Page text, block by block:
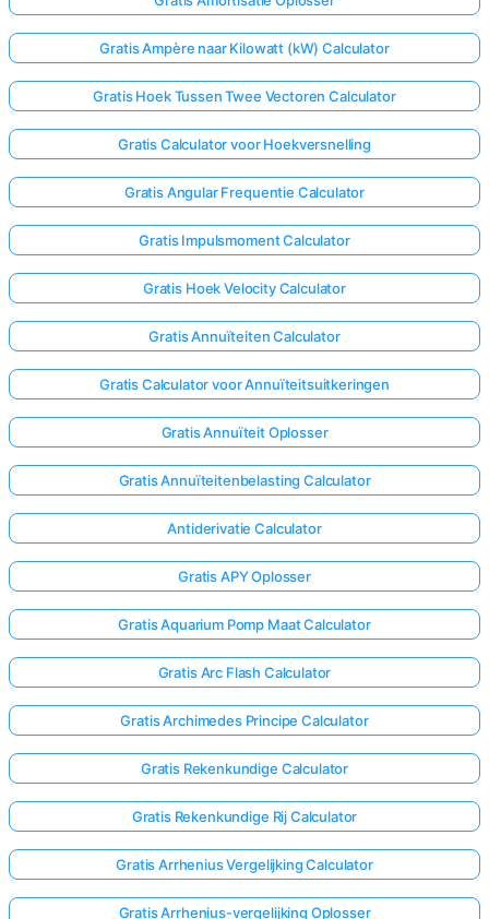
Gratis Ampère naar Kilowatt (kW) Calculator
Gratis Hoek Tussen Twee Vectoren Calculator
Gratis Calculator voor Hoekversnelling
Gratis Angular Frequentie Calculator
Gratis Impulsmoment Calculator
Gratis Hoek Velocity Calculator
Gratis Annuïteiten Calculator
Gratis Calculator voor Annuïteitsuitkeringen
Gratis Annuïteit Oplosser
Gratis Annuïteitenbelasting Calculator
Antiderivatie Calculator
Gratis APY Oplosser
Gratis Aquarium Pomp Maat Calculator
Gratis Arc Flash Calculator
Gratis Archimedes Principe Calculator
Gratis Rekenkundige Calculator
Gratis Rekenkundige Rij Calculator
Gratis Arrhenius Vergelijking Calculator
Gratis Arrhenius-vergelijking Oplosser